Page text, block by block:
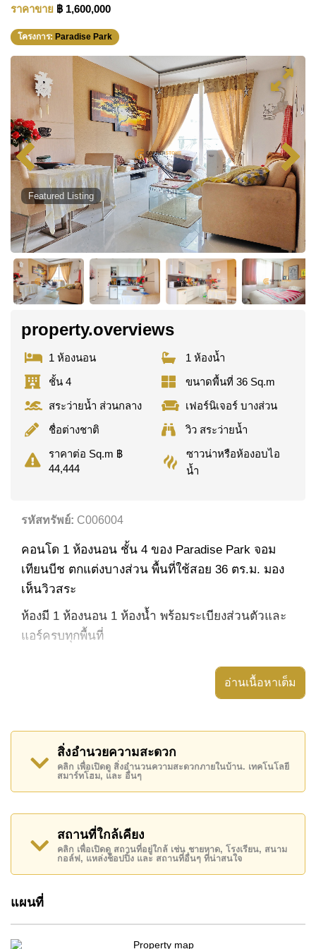
ราคาขาย ฿ 1,600,000
โครงการ: Paradise Park
Featured Listing
property.overviews
1 ห้องนอน
1 ห้องน้ำ
ชั้น 4
ขนาดพื้นที่ 36 Sq.m
สระว่ายน้ำ ส่วนกลาง
เฟอร์นิเจอร์ บางส่วน
ชื่อต่างชาติ
วิว สระว่ายน้ำ
ราคาต่อ Sq.m ฿
44,444
ซาวน่าหรือห้องอบไอ
น้ำ
รหัสทรัพย์: C006004
คอนโด 1 ห้องนอน ชั้น 4 ของ Paradise Park จอม
เทียนบีช ตกแต่งบางส่วน พื้นที่ใช้สอย 36 ตร.ม. มอง
เห็นวิวสระ
ห้องมี 1 ห้องนอน 1 ห้องน้ำ พร้อมระเบียงส่วนตัวและ
แอร์ครบทุกพื้นที่
ผู้พักอาศัยสามารถใช้สระว่ายน้ำรวม สไลด์เดอร์น้ำ
ฟิตเนส ห้องอบไอน้ำ/ซาวน่า สวนส่วนกลาง มินิมาร์ท
และระบบรักษาความปลอดภัย 24 ชั่วโมง
การเดินทางเข้าถึงชายหาดได้ง่าย บิ๊กซีเซาท์พัทยา
แม็คโคร และโลตัสและเอาท์เล็ตมอลล์
แอนด์แอร์ซอฟท์พาร์ค โคลอสเซียมโชว์พัทยา และ
คานโชว์ และหาดจอมเทียน
อ่านเนื้อหาเต็ม
สิ่งอำนวยความสะดวก
คลิก เพื่อเปิดดู สิ่งอำนวนความสะดวกภายในบ้าน. เทคโนโลยี
สมาร์ทโฮม, และ อื่นๆ
สถานที่ใกล้เคียง
คลิก เพื่อเปิดดู สถานที่อยู่ใกล้ เช่น ชายหาด, โรงเรียน, สนาม
กอล์ฟ, แหล่งช็อปปิ้ง และ สถานที่อื่นๆ ที่น่าสนใจ
แผนที่